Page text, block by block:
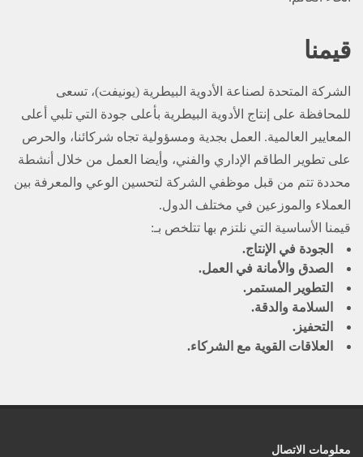
قيمنا
الشركة المتحدة لصناعة الأدوية البيطرية (يونيفت)، تسعى
للمحافظة على إنتاج الأدوية البيطرية بأعلى جودة التي تلبي أعلى
المعايير العالمية. العمل بجدية ومسؤولية تجاه شركائنا، والحرص
على تطوير الطاقم الإداري والفني، وأيضا العمل من خلال أنشطة
محددة تتم من قبل موظفي الشركة لتحسين الوعي والمعرفة بين
العملاء والموزعين في مختلف الدول.
قيمنا الأساسية التي نلتزم بها تتلخص بـ:
الجودة في الإنتاج.
الصدق والأمانة في العمل.
التطوير المستمر .
السلامة والدقة.
التحفيز .
العلاقات القوية مع الشركاء.
معلومات الاتصال